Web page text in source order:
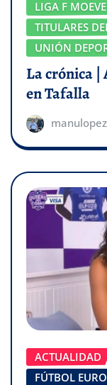
LIGA F MOEVE
TITULARES
UNIÓN
La crónica |
en Tafalla
ACTUALIDAD
FÚTBOL